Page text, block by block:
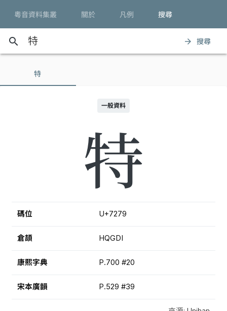
粵音資料集叢 關於 凡例 搜尋
search arrow_forward 搜尋
特
一般資料
特
碼位 U+7279
倉頡 HQGDI
康熙字典 P.700 #20
宋本廣韻 P.529 #39